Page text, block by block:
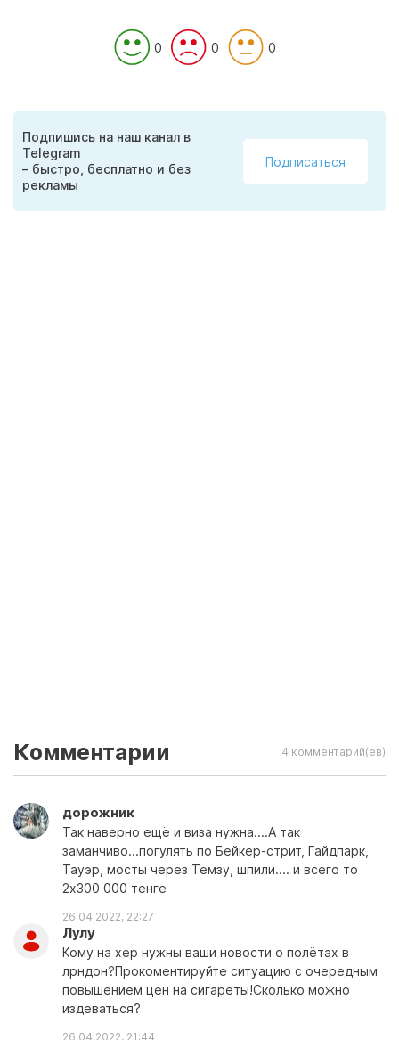
0 0 0
Подпишись на наш канал в
Telegram
– быстро, бесплатно и без
рекламы
Подписаться
Комментарии 4 комментарий(ев)
дорожник
Так наверно ещё и виза нужна....А так
заманчиво...погулять по Бейкер-стрит, Гайдпарк,
Тауэр, мосты через Темзу, шпили.... и всего то
2х300 000 тенге
26.04.2022, 22:27
Лулу
Кому на хер нужны ваши новости о полётах в
лрндон?Прокоментируйте ситуацию с очередным
повышением цен на сигареты!Сколько можно
издеваться?
26.04.2022, 21:44